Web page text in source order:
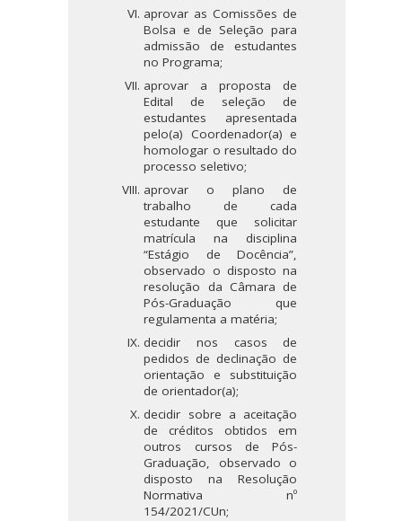
aprovar as Comissões de
Bolsa e de Seleção para
admissão de estudantes
no Programa;
aprovar a proposta de
Edital de seleção de
estudantes apresentada
pelo(a) Coordenador(a) e
homologar o resultado do
processo seletivo;
aprovar o plano de
trabalho de cada
estudante que solicitar
matrícula na disciplina
“Estágio de Docência”,
observado o disposto na
resolução da Câmara de
Pós-Graduação que
regulamenta a matéria;
decidir nos casos de
pedidos de declinação de
orientação e substituição
de orientador(a);
decidir sobre a aceitação
de créditos obtidos em
outros cursos de Pós-
Graduação, observado o
disposto na Resolução
Normativa nº
154/2021/CUn;